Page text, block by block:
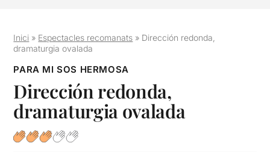
Inici » Espectacles recomanats » Dirección redonda,
dramaturgia ovalada
PARA MI SOS HERMOSA
Dirección redonda,
dramaturgia ovalada